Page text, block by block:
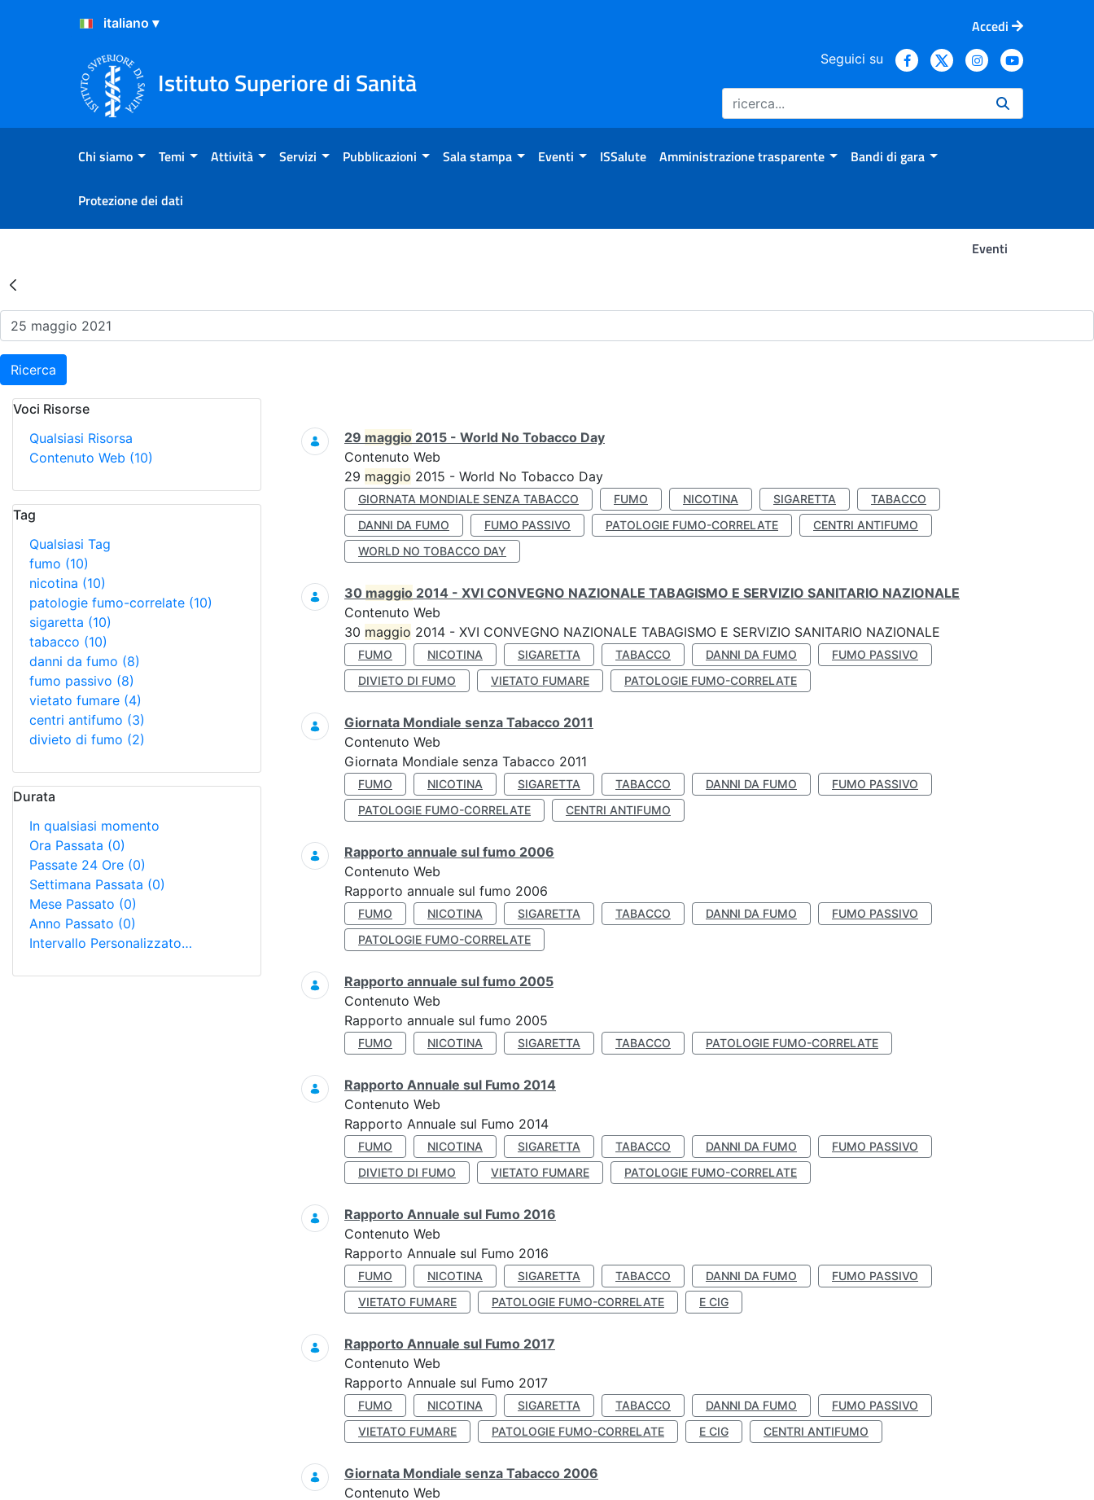
Salta al Contenuto
Salta al Footer
Accedi
Istituto Superiore di Sanità
Seguici su
Chi siamo Temi Attività Servizi Pubblicazioni Sala stampa Eventi ISSalute Amministrazione trasparente Bandi di gara
Protezione dei dati
Eventi
Risultati della Ricerca - Eventi
Ricerca
Voci Risorse
Qualsiasi Risorsa
Contenuto Web (10)
Tag
Qualsiasi Tag
fumo (10)
nicotina (10)
patologie fumo-correlate (10)
sigaretta (10)
tabacco (10)
danni da fumo (8)
fumo passivo (8)
vietato fumare (4)
centri antifumo (3)
divieto di fumo (2)
Durata
In qualsiasi momento
Ora Passata (0)
Passate 24 Ore (0)
Settimana Passata (0)
Mese Passato (0)
Anno Passato (0)
Intervallo Personalizzato…
Ricerca
29 maggio 2015 - World No Tobacco Day
Contenuto Web
29 maggio 2015 - World No Tobacco Day
GIORNATA MONDIALE SENZA TABACCO FUMO NICOTINA SIGARETTA
TABACCO
DANNI DA FUMO
FUMO PASSIVO PATOLOGIE FUMO-CORRELATE
CENTRI ANTIFUMO
WORLD NO TOBACCO DAY
30 maggio 2014 - XVI CONVEGNO NAZIONALE TABAGISMO E SERVIZIO SANITARIO NAZIONALE
Contenuto Web
30 maggio 2014 - XVI CONVEGNO NAZIONALE TABAGISMO E SERVIZIO SANITARIO NAZIONALE
FUMO NICOTINA SIGARETTA TABACCO DANNI DA FUMO
FUMO PASSIVO
DIVIETO DI FUMO
VIETATO FUMARE PATOLOGIE FUMO-CORRELATE
Giornata Mondiale senza Tabacco 2011
Contenuto Web
Giornata Mondiale senza Tabacco 2011
FUMO NICOTINA SIGARETTA TABACCO DANNI DA FUMO
FUMO PASSIVO
PATOLOGIE FUMO-CORRELATE
CENTRI ANTIFUMO
Rapporto annuale sul fumo 2006
Contenuto Web
Rapporto annuale sul fumo 2006
FUMO NICOTINA SIGARETTA TABACCO DANNI DA FUMO
FUMO PASSIVO
PATOLOGIE FUMO-CORRELATE
Rapporto annuale sul fumo 2005
Contenuto Web
Rapporto annuale sul fumo 2005
FUMO NICOTINA SIGARETTA TABACCO PATOLOGIE FUMO-CORRELATE
Rapporto Annuale sul Fumo 2014
Contenuto Web
Rapporto Annuale sul Fumo 2014
FUMO NICOTINA SIGARETTA TABACCO DANNI DA FUMO
FUMO PASSIVO
DIVIETO DI FUMO
VIETATO FUMARE PATOLOGIE FUMO-CORRELATE
Rapporto Annuale sul Fumo 2016
Contenuto Web
Rapporto Annuale sul Fumo 2016
FUMO NICOTINA SIGARETTA TABACCO DANNI DA FUMO
FUMO PASSIVO
VIETATO FUMARE
PATOLOGIE FUMO-CORRELATE E CIG
Rapporto Annuale sul Fumo 2017
Contenuto Web
Rapporto Annuale sul Fumo 2017
FUMO NICOTINA SIGARETTA TABACCO DANNI DA FUMO
FUMO PASSIVO
VIETATO FUMARE
PATOLOGIE FUMO-CORRELATE E CIG CENTRI ANTIFUMO
Giornata Mondiale senza Tabacco 2006
Contenuto Web